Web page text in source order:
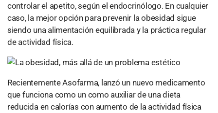
controlar el apetito, según el endocrinólogo. En cualquier
caso, la mejor opción para prevenir la obesidad sigue
siendo una alimentación equilibrada y la práctica regular
de actividad física.
Recientemente Asofarma, lanzó un nuevo medicamento
que funciona como un como auxiliar de una dieta
reducida en calorías con aumento de la actividad física